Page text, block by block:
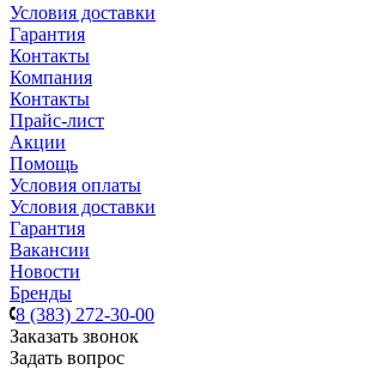
Условия доставки
Гарантия
Контакты
Компания
Контакты
Прайс-лист
Акции
Помощь
Условия оплаты
Условия доставки
Гарантия
Вакансии
Новости
Бренды
8 (383) 272-30-00
Заказать звонок
Задать вопрос